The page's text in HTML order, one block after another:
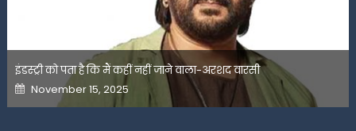
इंडस्ट्री को पता है कि मैं कहीं नहीं जाने वाला-अरशद वारसी
Posted
on
November 15, 2025